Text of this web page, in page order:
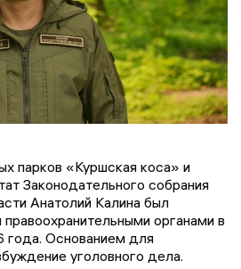
парков «Куршская коса» и
Законодательного собрания
Анатолий Калина был
органами в
года. Основанием для
уголовного дела.